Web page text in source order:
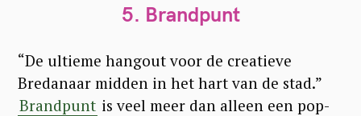
5. Brandpunt
“De ultieme hangout voor de creatieve
Bredanaar midden in het hart van de stad.”
Brandpunt is veel meer dan alleen een pop-